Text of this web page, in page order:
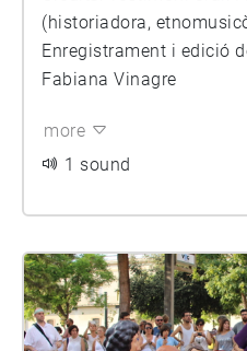
(historiadora,
Enregistrament i edició
Fabiana Vinagre
more
1 sound